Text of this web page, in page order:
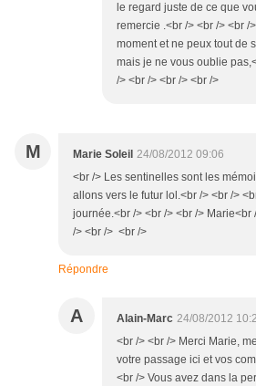
le regard juste de ce que
remercie .<br /> <br /> <br /
moment et ne peux tout de
mais je ne vous oublie
/> <br /> <br /> <br />
M Marie Soleil 24/08/2012 09:06
<br /> Les sentinelles sont les
allons vers le futur lol.<br /> <br />
journée.<br /> <br /> <br />
/> <br /> <br />
Répondre
A Alain-Marc 24/08/2012
<br /> <br /> Merci Marie,
votre passage ici et vos
<br /> Vous avez dans la